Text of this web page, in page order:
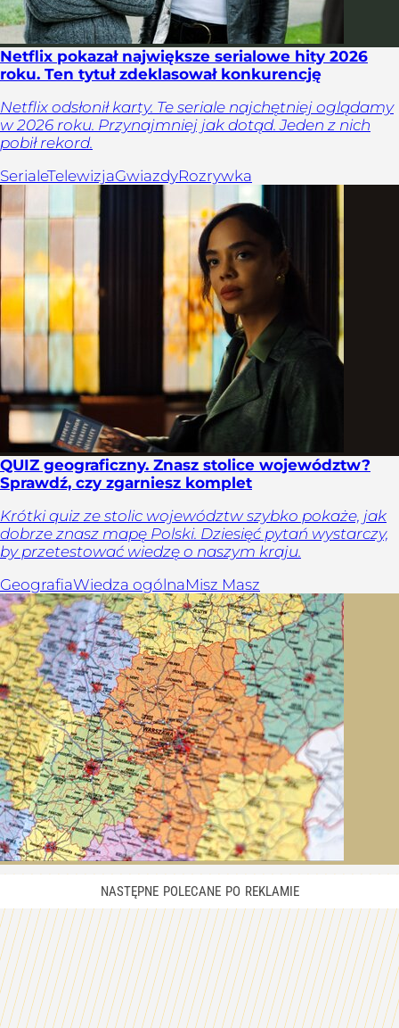
Netflix pokazał największe serialowe hity 2026
roku. Ten tytuł zdeklasował konkurencję
Netflix odsłonił karty. Te seriale najchętniej oglądamy
w 2026 roku. Przynajmniej jak dotąd. Jeden z nich
pobił rekord.
SerialeTelewizjaGwiazdyRozrywka
QUIZ geograficzny. Znasz stolice województw?
Sprawdź, czy zgarniesz komplet
Krótki quiz ze stolic województw szybko pokaże, jak
dobrze znasz mapę Polski. Dziesięć pytań wystarczy,
by przetestować wiedzę o naszym kraju.
GeografiaWiedza ogólnaMisz Masz